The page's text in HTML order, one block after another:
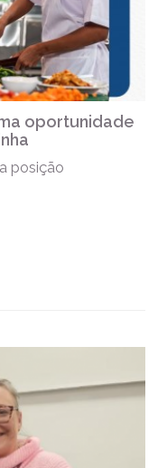
oportunidade
posição